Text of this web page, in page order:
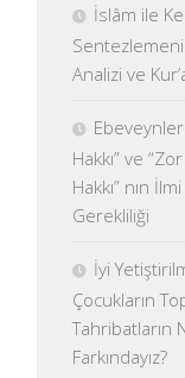
İslâm ile
Analizi ve
Hakkı” ve
Hakkı” nın
Gerekliliği
İyi
Çocukların
Tahribatların
Farkındayız?